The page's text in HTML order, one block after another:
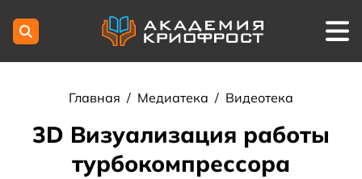
Главная / Медиатека / Видеотека
3D Визуализация работы
турбокомпрессора